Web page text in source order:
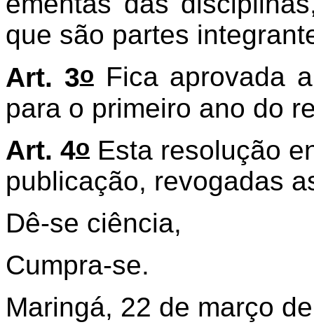
que são partes
Art. 3oFica aprovada
para o primeiro ano do
Art. 4o Esta resolução
publicação, revogadas
Dê-se ciência,
Cumpra-se.
Maringá, 22 de março